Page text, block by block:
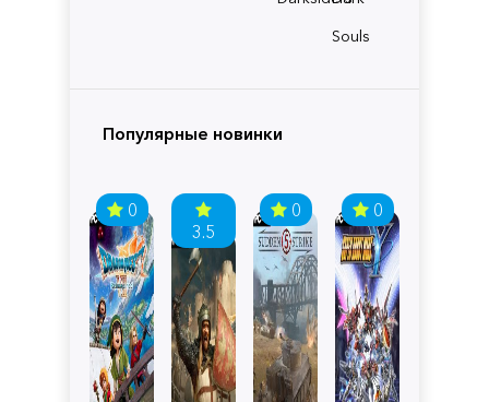
Souls
Популярные новинки
0
3.5
0 0